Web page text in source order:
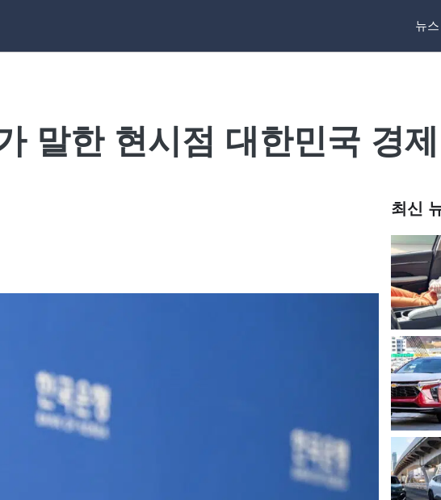
뉴스
말한 현시점 대한민국 경
최신